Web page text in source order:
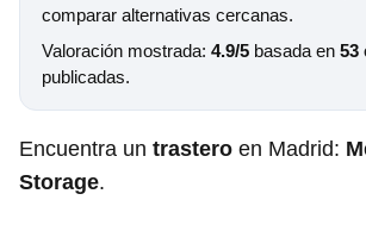
comparar alternativas cercanas.
Valoración mostrada: 4.9/5 basada en 53
publicadas.
Encuentra un trastero en Madrid:
Storage.